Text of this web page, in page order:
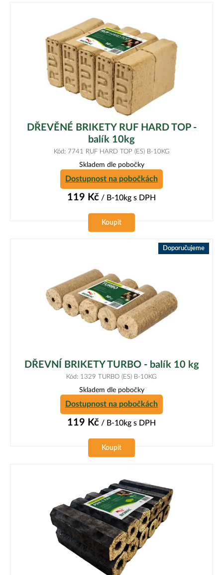
DŘEVĚNÉ BRIKETY RUF HARD TOP -
balík 10kg
Kód: 7741 RUF HARD TOP (ES) B-10KG
Skladem dle pobočky
Dostupnost na pobočkách
119 Kč / B-10kg s DPH
Koupit
Doporučujeme
DŘEVNÍ BRIKETY TURBO - balík 10 kg
Kód: 1329 TURBO (ES) B-10KG
Skladem dle pobočky
Dostupnost na pobočkách
119 Kč / B-10kg s DPH
Koupit